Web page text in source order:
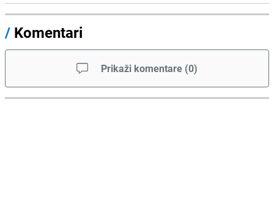
/ Komentari
Prikaži komentare (0)